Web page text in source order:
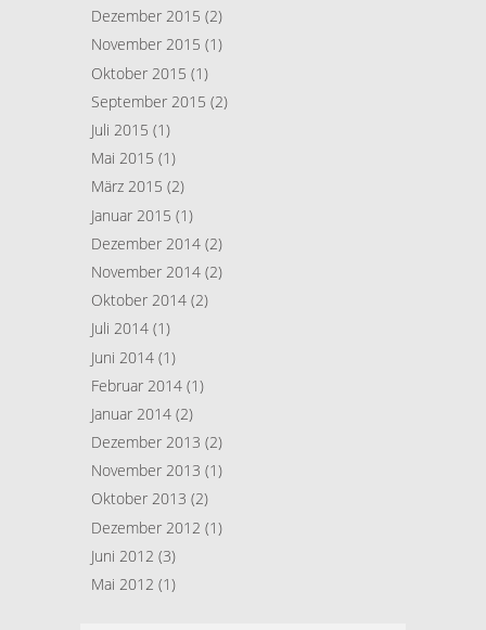
Dezember 2015 (2)
November 2015 (1)
Oktober 2015 (1)
September 2015 (2)
Juli 2015 (1)
Mai 2015 (1)
März 2015 (2)
Januar 2015 (1)
Dezember 2014 (2)
November 2014 (2)
Oktober 2014 (2)
Juli 2014 (1)
Juni 2014 (1)
Februar 2014 (1)
Januar 2014 (2)
Dezember 2013 (2)
November 2013 (1)
Oktober 2013 (2)
Dezember 2012 (1)
Juni 2012 (3)
Mai 2012 (1)